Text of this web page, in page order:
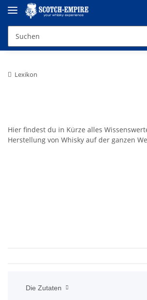
Lexikon
Hier findest du in Kürze alles
Herstellung von Whisky auf der ganzen
Die Zutaten